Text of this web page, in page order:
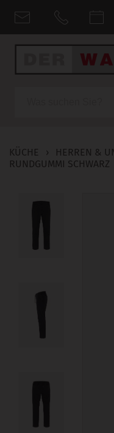
KÜCHE › HERREN &
RUNDGUMMI SCHWARZ